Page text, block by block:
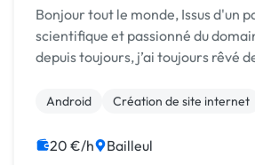
Bonjour tout le monde, Issus d'un parcours
scientifique et passionné du
depuis toujours, j’ai toujours rêvé
matière, j'ai obtenu un titre de
Android Création de site internet
20 €/h Bailleul